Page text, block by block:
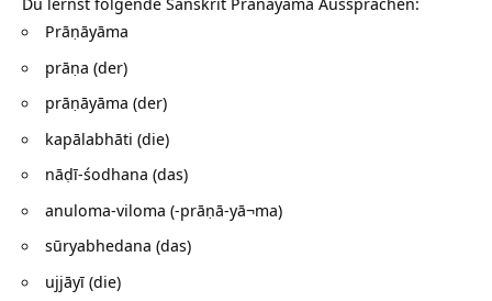
Prāṇāyāma
prāṇa (der)
prāṇāyāma (der)
kapālabhāti (die)
nāḍī-śodhana (das)
anuloma-viloma (-prāṇā-yā¬ma)
sūryabhedana (das)
ujjāyī (die)